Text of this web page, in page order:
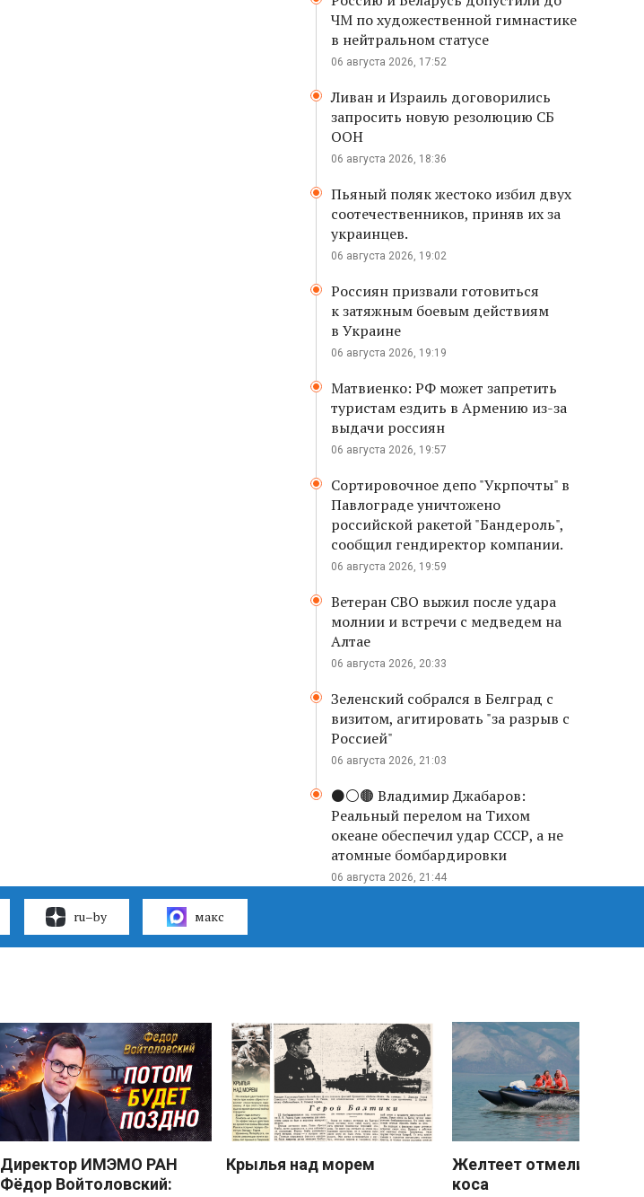
ЧМ по художественной гимнастике
в нейтральном статусе
06 августа 2026, 17:52
Ливан и Израиль договорились
запросить новую резолюцию СБ
ООН
06 августа 2026, 18:36
Пьяный поляк жестоко избил двух
соотечественников, приняв их за
украинцев.
06 августа 2026, 19:02
Россиян призвали готовиться
к затяжным боевым действиям
в Украине
06 августа 2026, 19:19
Матвиенко: РФ может запретить
туристам ездить в Армению из-за
выдачи россиян
06 августа 2026, 19:57
Сортировочное депо "Укрпочты" в
Павлограде уничтожено
российской ракетой "Бандероль",
сообщил гендиректор компании.
06 августа 2026, 19:59
Ветеран СВО выжил после удара
молнии и встречи с медведем на
Алтае
06 августа 2026, 20:33
Зеленский собрался в Белград с
визитом, агитировать "за разрыв с
Россией"
06 августа 2026, 21:03
⚫️⚪️🟤 Владимир Джабаров:
Реальный перелом на Тихом
океане обеспечил удар СССР, а не
атомные бомбардировки
06 августа 2026, 21:44
ru–by макс
Директор ИМЭМО РАН
Фёдор Войтоловский:
Крылья над морем
Желтеет отмели
коса